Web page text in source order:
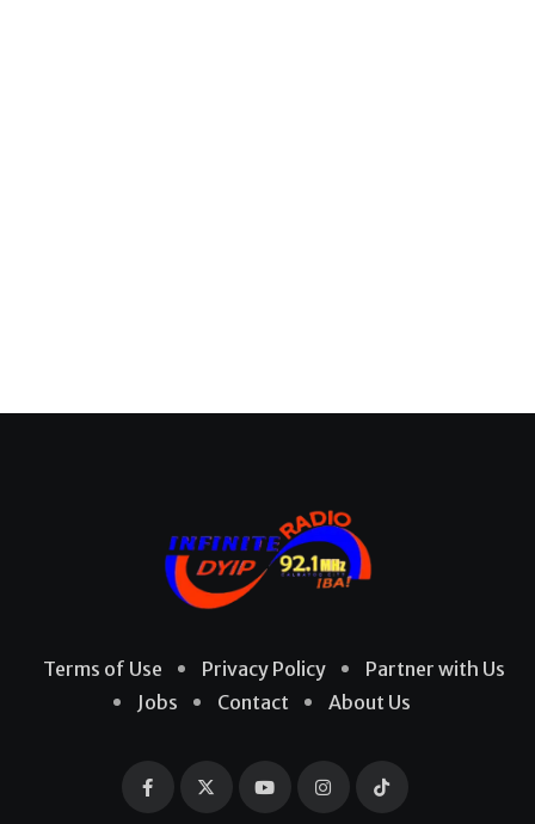
Terms of Use Privacy Policy
Partner with Us
Jobs
Contact About Us